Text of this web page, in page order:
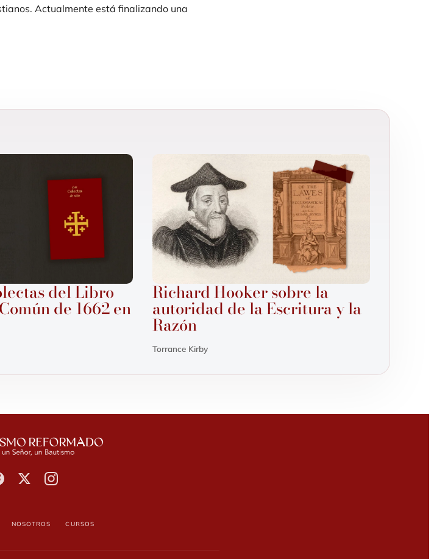
Actualmente está finalizando una
del Libro
de 1662 en
Richard Hooker sobre la
autoridad de la Escritura y la
Razón
Torrance Kirby
Nosotros Cursos